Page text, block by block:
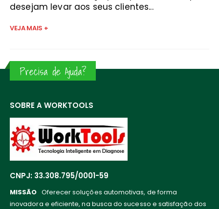
desejam levar aos seus clientes...
VEJA MAIS +
Precisa de Ajuda?
SOBRE A WORKTOOLS
CNPJ: 33.308.795/0001-59
MISSÃO Oferecer soluções automotivas, de forma
inovadora e eficiente, na busca do sucesso e satisfação dos